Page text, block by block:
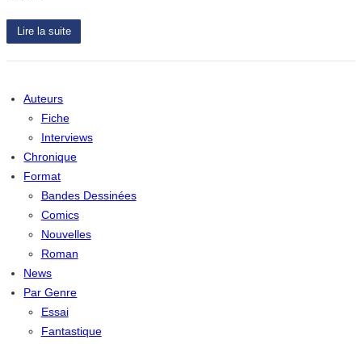
Lire la suite
Auteurs
Fiche
Interviews
Chronique
Format
Bandes Dessinées
Comics
Nouvelles
Roman
News
Par Genre
Essai
Fantastique